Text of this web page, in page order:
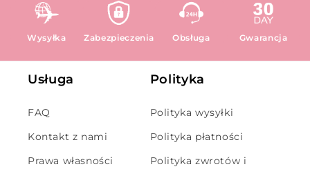
Wysyłka Zabezpieczenia Obsługa Gwarancja
Usługa
FAQ
Kontakt z nami
Prawa własności
Polityka
Polityka wysyłki
Polityka płatności
Polityka zwrotów i